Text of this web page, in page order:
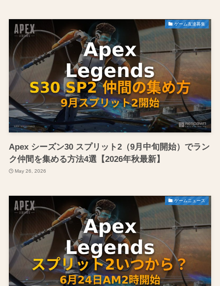
ゲーム友達募集
Apex シーズン30 スプリット2（9月中旬開始）でラン
ク仲間を集める方法4選【2026年秋最新】
May 26, 2026
ゲームニュース